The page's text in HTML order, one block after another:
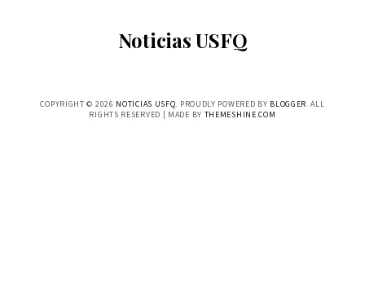
Noticias USFQ
COPYRIGHT © 2026 NOTICIAS USFQ. PROUDLY POWERED BY BLOGGER. ALL
RIGHTS RESERVED | MADE BY THEMESHINE.COM